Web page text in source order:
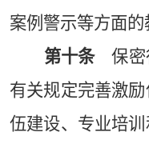
案例警示等方面的
第十条保密
有关规定完善激
伍建设、专业培